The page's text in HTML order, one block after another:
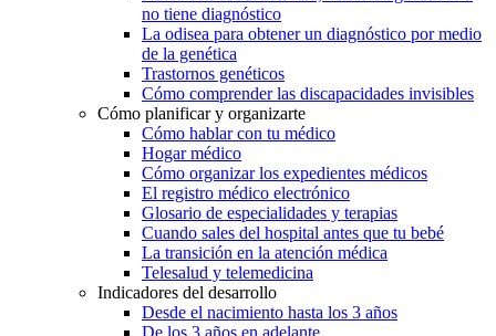
no tiene diagnóstico
La odisea para obtener un diagnóstico por medio
de la genética
Trastornos genéticos
Cómo comprender las discapacidades invisibles
Cómo planificar y organizarte
Cómo hablar con tu médico
Hogar médico
Cómo organizar los expedientes médicos
El registro médico electrónico
Glosario de especialidades y terapias
Cuando sales del hospital antes que tu bebé
La transición en la atención médica
Telesalud y telemedicina
Indicadores del desarrollo
Desde el nacimiento hasta los 3 años
De los 3 años en adelante